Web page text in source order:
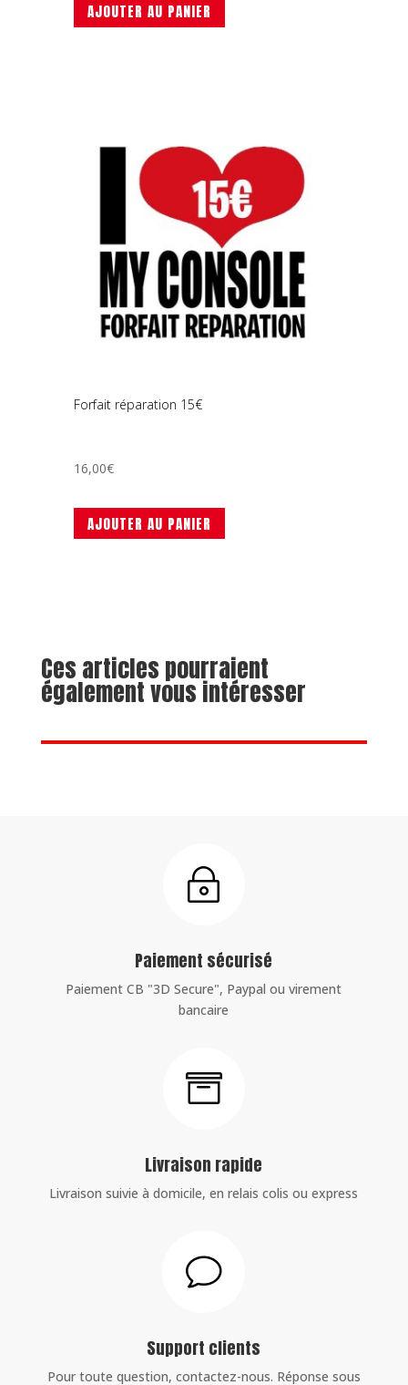
AJOUTER AU PANIER
Forfait réparation 15€
16,00€
AJOUTER AU PANIER
Ces articles pourraient
également vous intéresser
~
Paiement sécurisé
Paiement CB "3D Secure", Paypal ou virement
bancaire

Livraison rapide
Livraison suivie à domicile, en relais colis ou express
v
Support clients
Pour toute question, contactez-nous. Réponse sous